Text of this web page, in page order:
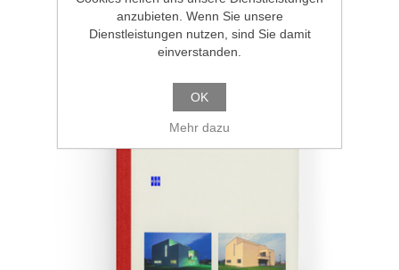
anzubieten. Wenn Sie unsere
Dienstleistungen nutzen, sind Sie damit
einverstanden.
OK
Mehr dazu